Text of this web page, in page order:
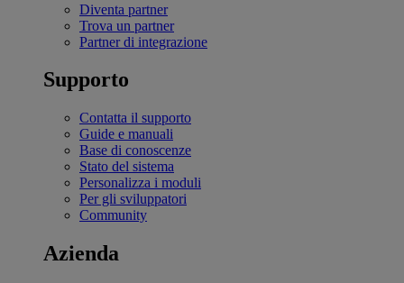
Diventa partner
Trova un partner
Partner di integrazione
Supporto
Contatta il supporto
Guide e manuali
Base di conoscenze
Stato del sistema
Personalizza i moduli
Per gli sviluppatori
Community
Azienda